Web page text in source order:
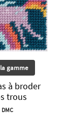
gamme
à broder
trous
DMC